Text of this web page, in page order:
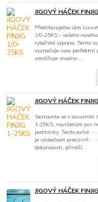
JIGOVÝ HÁČEK
Představujeme vám
1/0-25KS - vašeho
rybářské výpravy. Tento
vyznačuje svou perfektní
umožňuje snadno ...
JIGOVÝ HÁČEK
Seznamte se s luxusním
1-25KS, navrženým pro
podmínky. Tento
je výsledkem precizního
dokonalosti, přináší...
JIGOVÝ HÁČEK